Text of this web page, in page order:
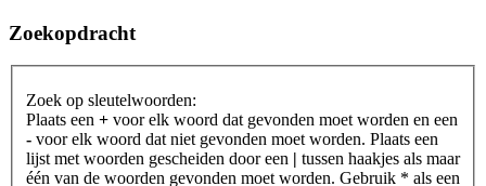
Zoekopdracht
Zoek op sleutelwoorden:
Plaats een + voor elk woord dat gevonden moet worden en een
- voor elk woord dat niet gevonden moet worden. Plaats een
lijst met woorden gescheiden door een | tussen haakjes als maar
één van de woorden gevonden moet worden. Gebruik * als een